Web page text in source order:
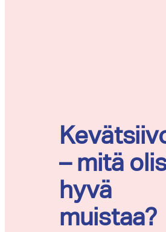
– mitä
hyvä
muistaa?